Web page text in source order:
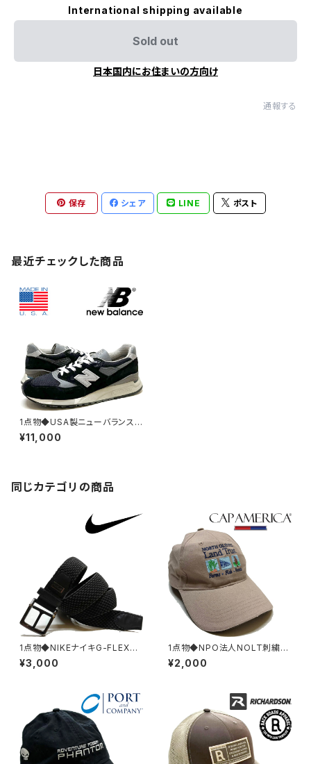
International shipping available
Sold out
日本国内にお住まいの方向け
通報する
保存 シェア LINE ポスト
最近チェックした商品
1点物◆USA製ニューバランス9
98スエードスニーカー黒レザー
シューズUSメンズ26.5レディー
¥11,000
同じカテゴリの商品
1点物◆NIKEナイキG-FLEXバ
ックル付き黒メッシュベルト古着
メンズL/XLレディースOKアメカ
¥3,000
1点物◆NPO法人NOLT刺繍ロ
ゴ帽子ベースボールキャップ古
着メンズレディースOKアメカジ
¥2,000